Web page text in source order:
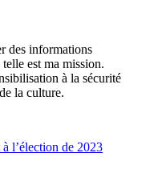
des informations
est ma mission.
à la sécurité
la culture.
l’élection de 2023